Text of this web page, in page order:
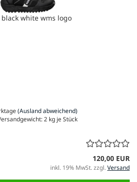
black white wms logo
(Ausland abweichend)
2 kg je Stück
120,00 EUR
inkl. 19% MwSt. zzgl.Versand